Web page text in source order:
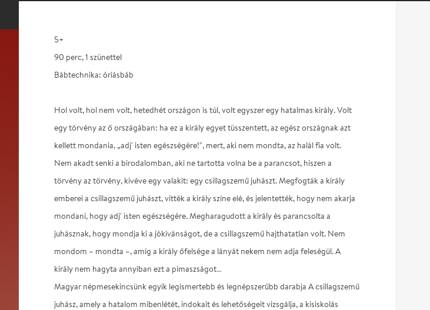
5+
90 perc, 1 szünettel
Bábtechnika: óriásbáb
Hol volt, hol nem volt, hetedhét országon is túl, volt egyszer egy hatalmas király. Volt
egy törvény az ő országában: ha ez a király egyet tüsszentett, az egész országnak azt
kellett mondania, „adj' isten egészségére!", mert, aki nem mondta, az halál fia volt.
Nem akadt senki a birodalomban, aki ne tartotta volna be a parancsot, hiszen a
törvény az törvény, kivéve egy valakit: egy csillagszemű juhászt. Megfogták a király
emberei a csillagszemű juhászt, vitték a király színe elé, és jelentették, hogy nem akarja
mondani, hogy adj' isten egészségére. Megharagudott a király és parancsolta a
juhásznak, hogy mondja ki a jókívánságot, de a csillagszemű hajthatatlan volt. Nem
mondom – mondta –, amíg a király őfelsége a lányát nekem nem adja feleségül. A
király nem hagyta annyiban ezt a pimaszságot…
Magyar népmesekincsünk egyik legismertebb és legnépszerűbb darabja A csillagszemű
juhász, amely a hatalom mibenlétét, indokait és lehetőségeit vizsgálja, a kisiskolás